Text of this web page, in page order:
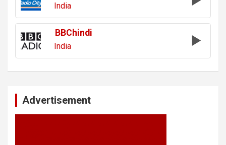
India
BBChindi
India
Advertisement